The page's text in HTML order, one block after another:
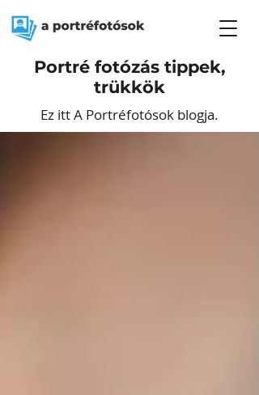
Portré fotózás tippek,
trükkök
Ez itt A Portréfotósok blogja.